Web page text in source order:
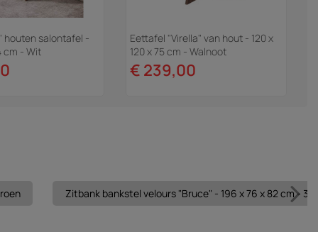
houten salontafel -
cm - Wit
Eettafel "Virella" van hout - 120 x
120 x 75 cm - Walnoot
€ 239,00
Zitbank bankstel velours "Bruce" - 196 x 76 x 82 cm - 3